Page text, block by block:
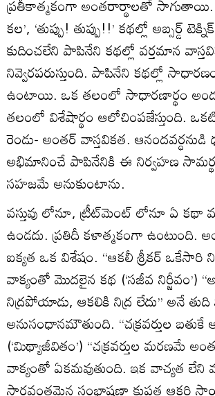
కల’, ‘తుప్పు! తుప్పు!!’ కథల్లో అబ్సర్డ్‌
కుదించలేని పాపినేని కథల్లో వర్తమాన
నివ్వెరపరుస్తుంది. పాపినేని కథల్లో
ఉంటాయి. ఒక తలంలో సాధారణార్థం
తలంలో విశేషార్థం ఆలోచింపజేస్తుంది.
రెండు- అంతర్‌ వాస్తవికత. ఆనందవర్ధనుడి
అభిమానించే పాపినేనికి ఈ నిర్వహణ
సహజమే అనుకుంటాను.
వస్తువు లోనూ, ట్రీట్‌మెంట్‌ లోనూ ఏ
ఉండదు. ప్రతిదీ కళాత్మకంగా ఉంటుంది.
ఐక్యత ఒక విశేషం. ‘‘ఆకలీ శ్రీకర్‌ ఒకేసారి
వాక్యంతో మొదలైన కథ (‘సజీవ నిర్జీవం’)
నిద్రపోయాడు, ఆకలికి నిద్ర లేదు’’ అనే
అనుసంధానమౌతుంది. ‘‘చక్రవర్తుల బతుకే
(‘మిథ్యాజీవితం’) ‘‘చక్రవర్తుల మరణమే
వాక్యంతో ఏకమవుతుంది. ఇక వాచ్యత లేని
సారవంతమైన సంభాషణా క్లుప్తత ఆకర్షి